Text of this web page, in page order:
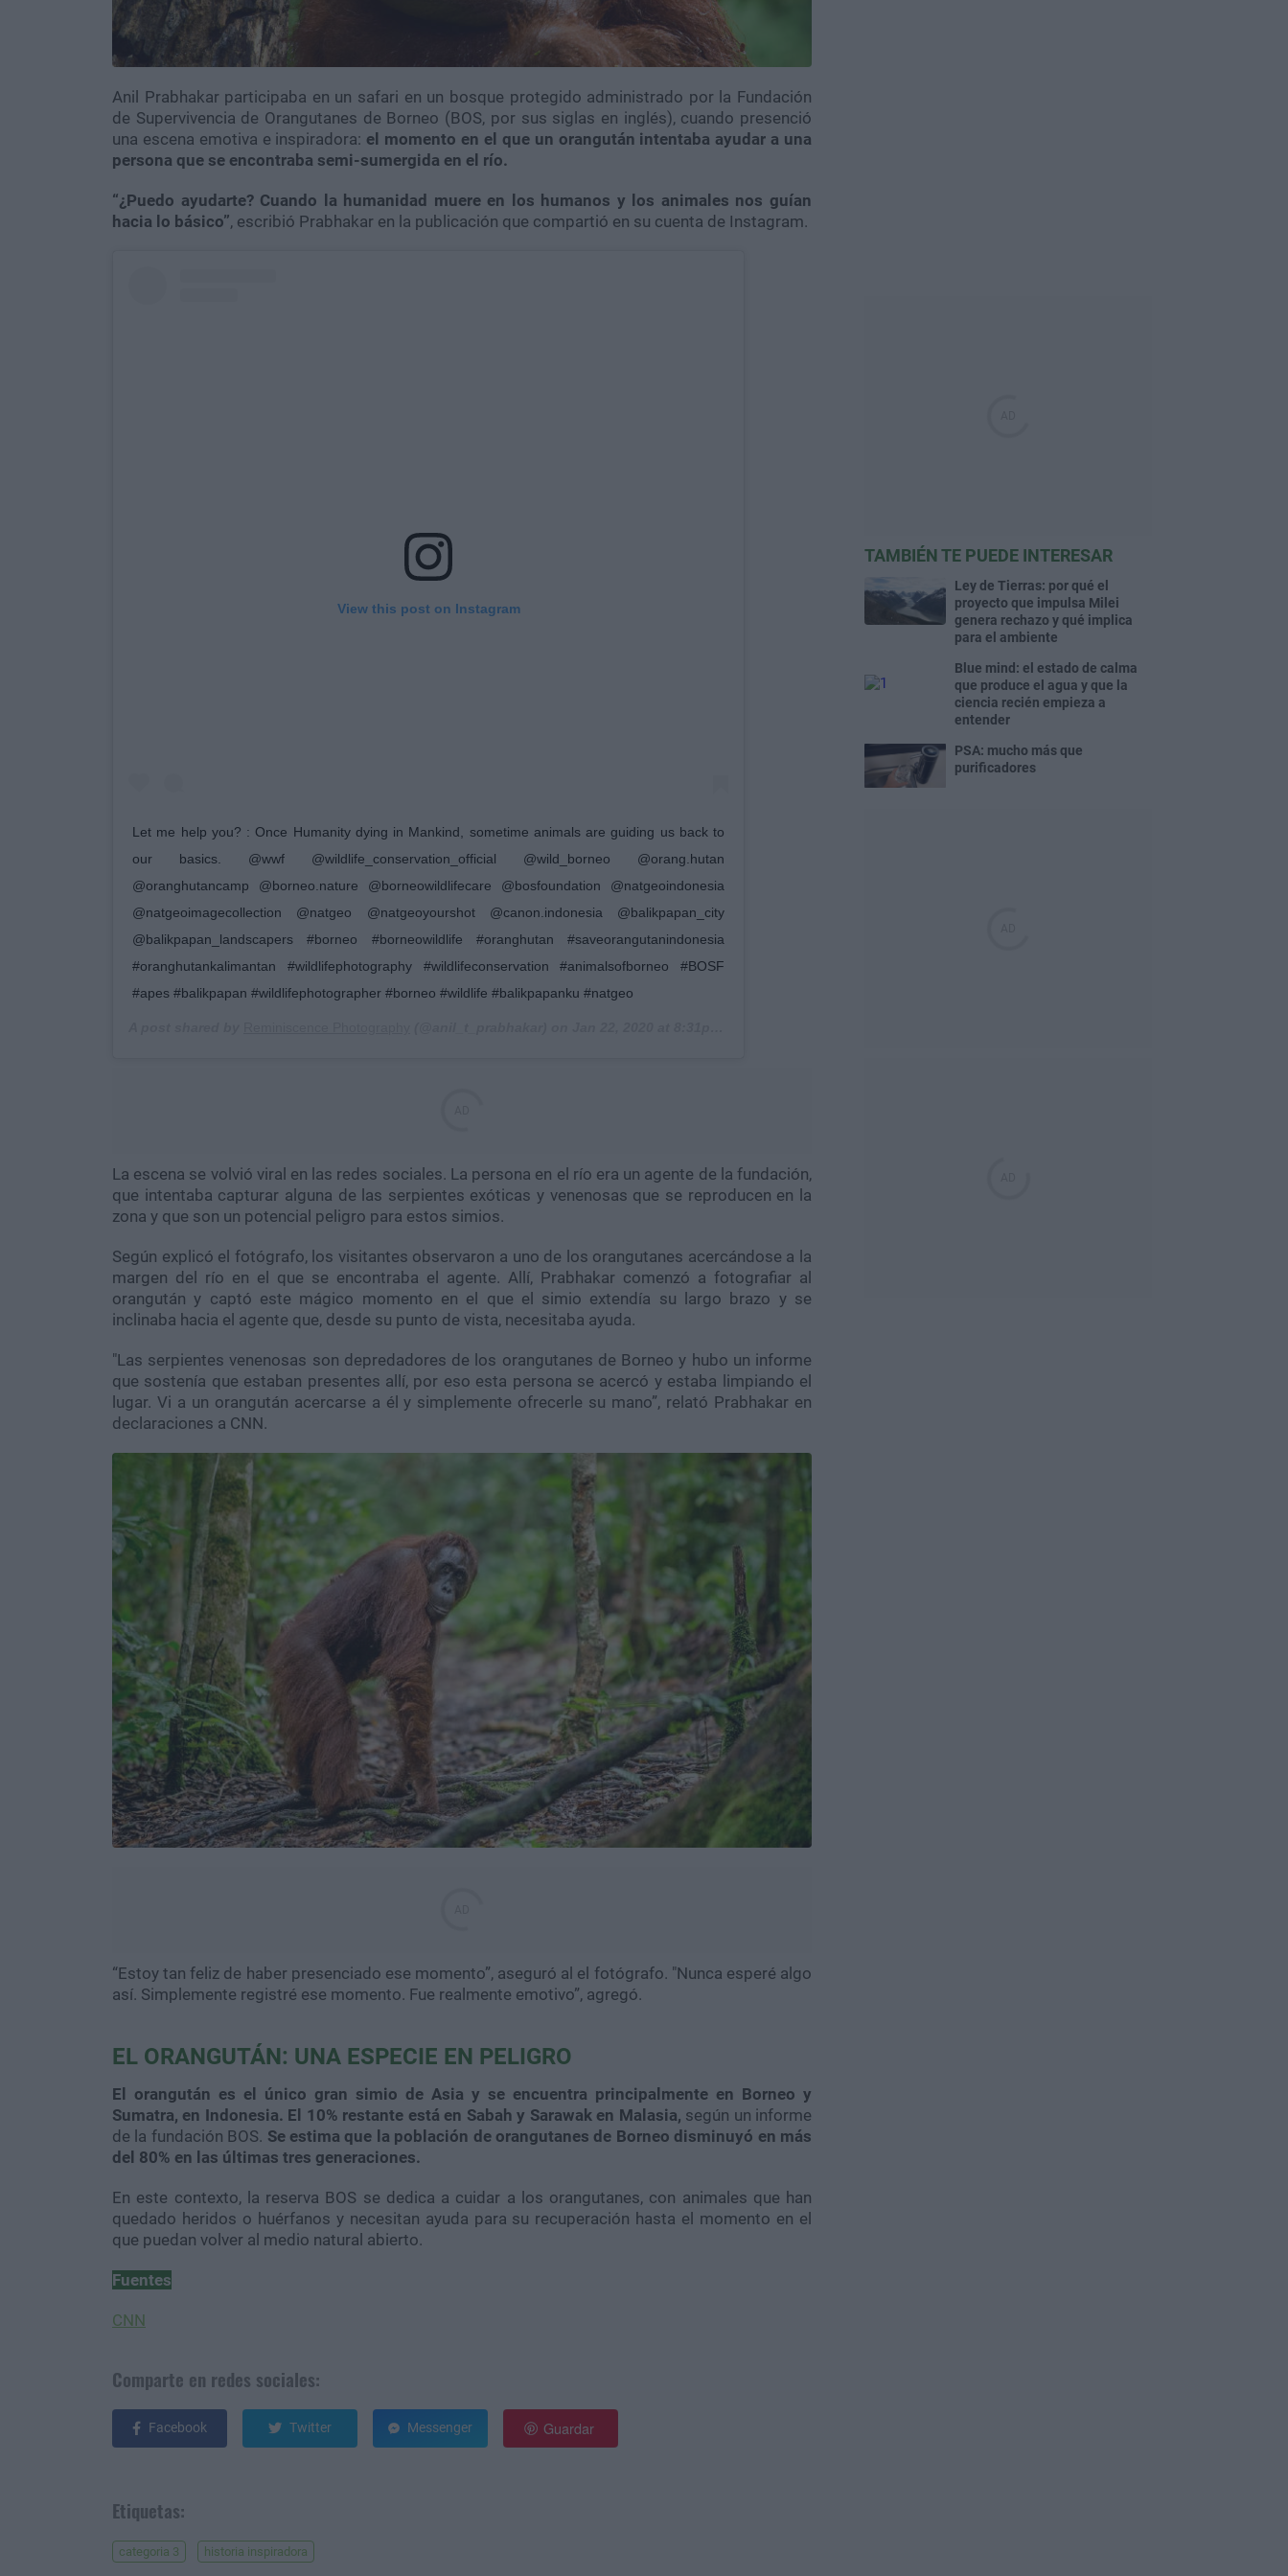
Anil Prabhakar participaba en un safari en un bosque protegido administrado por la Fundación
de Supervivencia de Orangutanes de Borneo (BOS, por sus siglas en inglés), cuando presenció
una escena emotiva e inspiradora: el momento en el que un orangután intentaba ayudar a una
persona que se encontraba semi-sumergida en el río.
“¿Puedo ayudarte? Cuando la humanidad muere en los humanos y los animales nos guían
hacia lo básico”, escribió Prabhakar en la publicación que compartió en su cuenta de Instagram.
View this post on Instagram
Let me help you? : Once Humanity dying in Mankind, sometime animals are guiding us back to
our basics. @wwf @wildlife_conservation_official @wild_borneo @orang.hutan
@oranghutancamp @borneo.nature @borneowildlifecare @bosfoundation @natgeoindonesia
@natgeoimagecollection @natgeo @natgeoyourshot @canon.indonesia @balikpapan_city
@balikpapan_landscapers #borneo #borneowildlife #oranghutan #saveorangutanindonesia
#oranghutankalimantan #wildlifephotography #wildlifeconservation #animalsofborneo #BOSF
#apes #balikpapan #wildlifephotographer #borneo #wildlife #balikpapanku #natgeo
La escena se volvió viral en las redes sociales. La persona en el río era un agente de la fundación,
que intentaba capturar alguna de las serpientes exóticas y venenosas que se reproducen en la
zona y que son un potencial peligro para estos simios.
Según explicó el fotógrafo, los visitantes observaron a uno de los orangutanes acercándose a la
margen del río en el que se encontraba el agente. Allí, Prabhakar comenzó a fotografiar al
orangután y captó este mágico momento en el que el simio extendía su largo brazo y se
inclinaba hacia el agente que, desde su punto de vista, necesitaba ayuda.
"Las serpientes venenosas son depredadores de los orangutanes de Borneo y hubo un informe
que sostenía que estaban presentes allí, por eso esta persona se acercó y estaba limpiando el
lugar. Vi a un orangután acercarse a él y simplemente ofrecerle su mano”, relató Prabhakar en
declaraciones a CNN.
“Estoy tan feliz de haber presenciado ese momento”, aseguró al el fotógrafo. "Nunca esperé algo
así. Simplemente registré ese momento. Fue realmente emotivo”, agregó.
EL ORANGUTÁN: UNA ESPECIE EN PELIGRO
El orangután es el único gran simio de Asia y se encuentra principalmente en Borneo y
Sumatra, en Indonesia. El 10% restante está en Sabah y Sarawak en Malasia, según un informe
de la fundación BOS. Se estima que la población de orangutanes de Borneo disminuyó en más
del 80% en las últimas tres generaciones.
En este contexto, la reserva BOS se dedica a cuidar a los orangutanes, con animales que han
quedado heridos o huérfanos y necesitan ayuda para su recuperación hasta el momento en el
que puedan volver al medio natural abierto.
Fuentes
CNN
Comparte en redes sociales:
Facebook Twitter Messenger Guardar
Etiquetas:
categoria 3 historia inspiradora
TAMBIÉN TE PUEDE INTERESAR
Ley de Tierras: por qué el
proyecto que impulsa Milei
genera rechazo y qué implica
para el ambiente
Blue mind: el estado de calma
que produce el agua y que la
ciencia recién empieza a
entender
PSA: mucho más que
purificadores